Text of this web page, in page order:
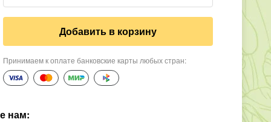
Добавить в корзину
Принимаем к оплате банковские карты любых стран:
нам: